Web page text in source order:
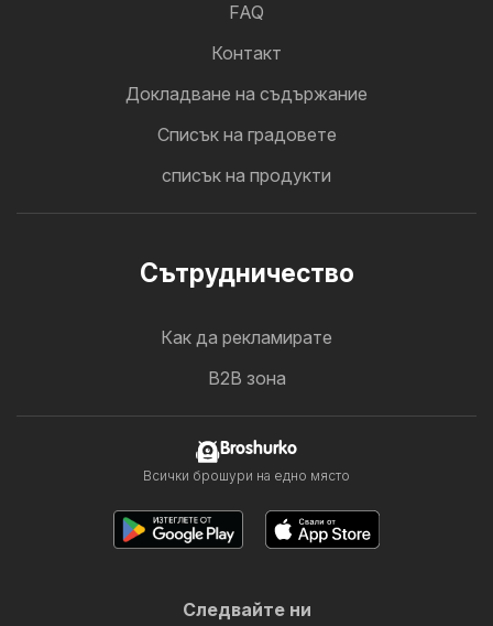
FAQ
Контакт
Докладване на съдържание
Cписък на градовете
списък на продукти
Cътрудничество
Как да рекламирате
B2B зона
Broshurko
Всички брошури на едно място
Следвайте ни